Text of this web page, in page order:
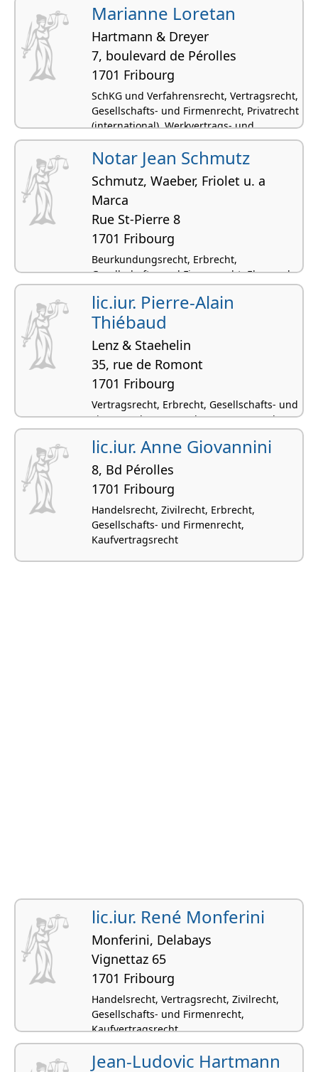
Marianne Loretan
Hartmann & Dreyer
7, boulevard de Pérolles
1701 Fribourg
SchKG und Verfahrensrecht, Vertragsrecht,
Gesellschafts- und Firmenrecht, Privatrecht
(international), Werkvertrags- und
Auftragsrecht
Notar Jean Schmutz
Schmutz, Waeber, Friolet u. a
Marca
Rue St-Pierre 8
1701 Fribourg
Beurkundungsrecht, Erbrecht,
Gesellschafts- und Firmenrecht, Ehe- und
Konkubinatsrecht, Sachenrecht
lic.iur. Pierre-Alain
Thiébaud
Lenz & Staehelin
35, rue de Romont
1701 Fribourg
Vertragsrecht, Erbrecht, Gesellschafts- und
Firmenrecht, Unternehmenssteuerrecht,
Privatversicherungsrecht
lic.iur. Anne Giovannini
8, Bd Pérolles
1701 Fribourg
Handelsrecht, Zivilrecht, Erbrecht,
Gesellschafts- und Firmenrecht,
Kaufvertragsrecht
lic.iur. René Monferini
Monferini, Delabays
Vignettaz 65
1701 Fribourg
Handelsrecht, Vertragsrecht, Zivilrecht,
Gesellschafts- und Firmenrecht,
Kaufvertragsrecht
Jean-Ludovic Hartmann